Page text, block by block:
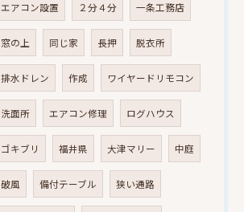
エアコン設置 ２分４分 一条工務店
窓の上 同じ家 長押 脱衣所
排水ドレン 作成 ワイヤードリモコン
洗面所 エアコン修理 ログハウス
ゴキブリ 福井県 大津マリー 中庭
破風 備付テーブル 狭い通路